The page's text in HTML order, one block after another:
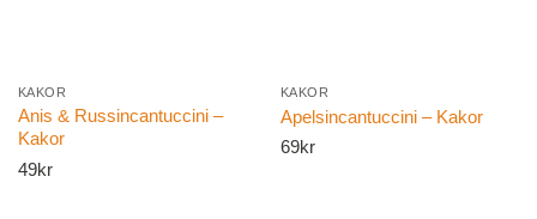
KAKOR
Anis & Russincantuccini –
Kakor
49kr
KAKOR
Apelsincantuccini – Kakor
69kr